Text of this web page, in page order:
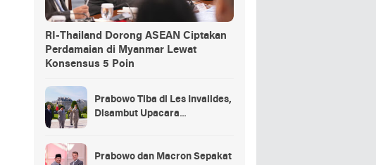
RI-Thailand Dorong ASEAN Ciptakan
Perdamaian di Myanmar Lewat
Konsensus 5 Poin
Prabowo Tiba di Les Invalides,
Disambut Upacara
Prabowo dan Macron Sepakat